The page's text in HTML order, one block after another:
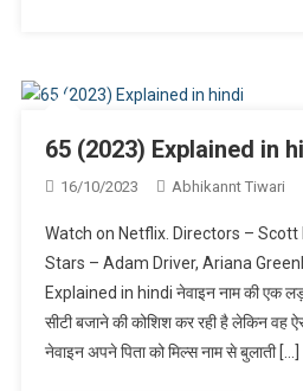
65 (2023) Explained in
16/10/2023 Abhikannt Tiwari
Watch on Netflix. Directors – Scott
Stars – Adam Driver, Ariana
Explained in hindi नेवाइन नाम की एक
सीटी बजाने की कोशिश कर रही है लेकिन वह
नेवाइन अपने पिता को मिल्स नाम से बुलाती […]